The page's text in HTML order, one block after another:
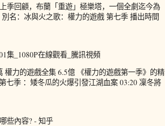
季回顧，布蘭「重遊」極樂塔，一個全劇迄今為
名：冰與火之歌：權力的遊戲 第七季 播出時間
集_1080P在線觀看_騰訊視頻
權力的遊戲全集 6.5億 《權力的遊戲第一季》的精
七季 ：矮冬瓜的火爆引發江湖血案 03:20 凜冬將
些內容? - 知乎